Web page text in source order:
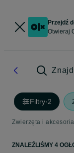
Przejdź
Otwieraj
Filtry·2
Zwierzęta i
ZNALEŹLIŚMY 4